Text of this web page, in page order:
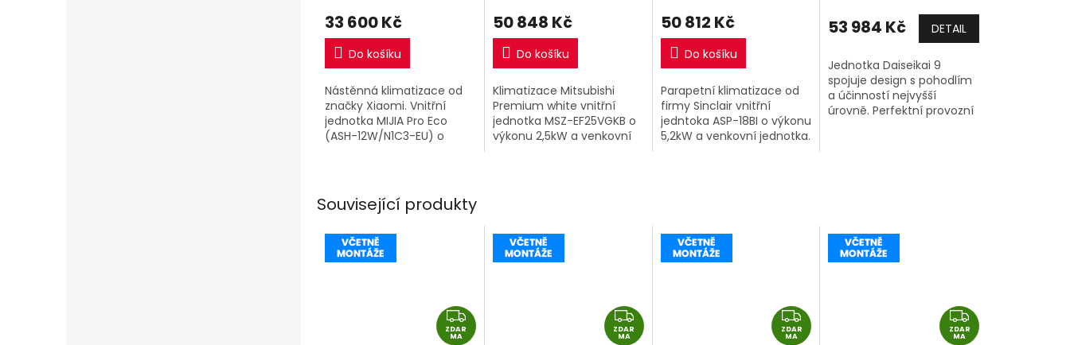
Související produkty
Z
D
ZDAR
MA
Z
D
ZDAR
MA
Z
D
ZDAR
MA
Z
D
ZDAR
MA
33 600 Kč
Do košíku
Nástěnná klimatizace od
značky Xiaomi. Vnitřní
jednotka MIJIA Pro Eco
(ASH-12W/N1C3-EU) o
50 848 Kč
Do košíku
Klimatizace Mitsubishi
Premium white vnitřní
jednotka MSZ-EF25VGKB o
výkonu 2,5kW a venkovní
50 812 Kč
Do košíku
Parapetní klimatizace od
firmy Sinclair vnitřní
jedntoka ASP-18BI o výkonu
5,2kW a venkovní jednotka.
53 984 Kč DETAIL
Jednotka Daiseikai 9
spojuje design s pohodlím
a účinností nejvyšší
úrovně. Perfektní provozní